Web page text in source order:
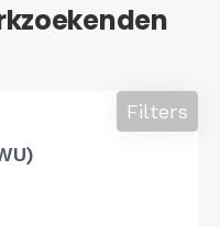
Filters